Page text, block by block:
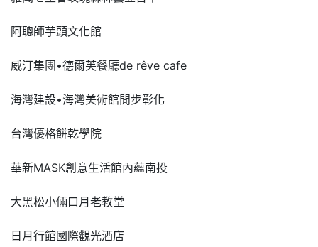
阿聰師芋頭文化館
威汀集團•德爾芙餐廳de rêve cafe
海灣建設•海灣美術館閒步彰化
台灣優格餅乾學院
華新MASK創意生活館內蘊南投
大黑松小倆口月老教堂
日月行館國際觀光酒店